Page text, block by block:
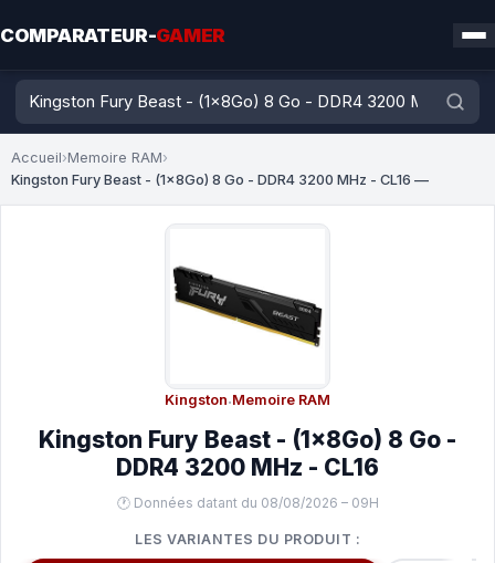
COMPARATEUR-GAMER
Accueil›Memoire RAM›
Kingston Fury Beast - (1x8Go) 8 Go - DDR4 3200 MHz - CL16 —
Kingston·Memoire RAM
Kingston Fury Beast - (1x8Go) 8 Go -
DDR4 3200 MHz - CL16
🕐 Données datant du 08/08/2026 – 09H
LES VARIANTES DU PRODUIT :